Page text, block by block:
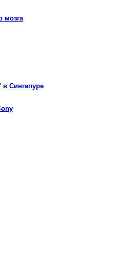
мозга
в Сингапуре